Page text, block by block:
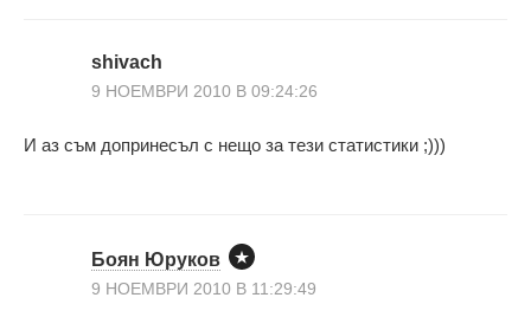
shivach
9 НОЕМВРИ 2010 В 09:24:26
И аз съм допринесъл с нещо за тези статистики ;)))
Боян Юруков
9 НОЕМВРИ 2010 В 11:29:49